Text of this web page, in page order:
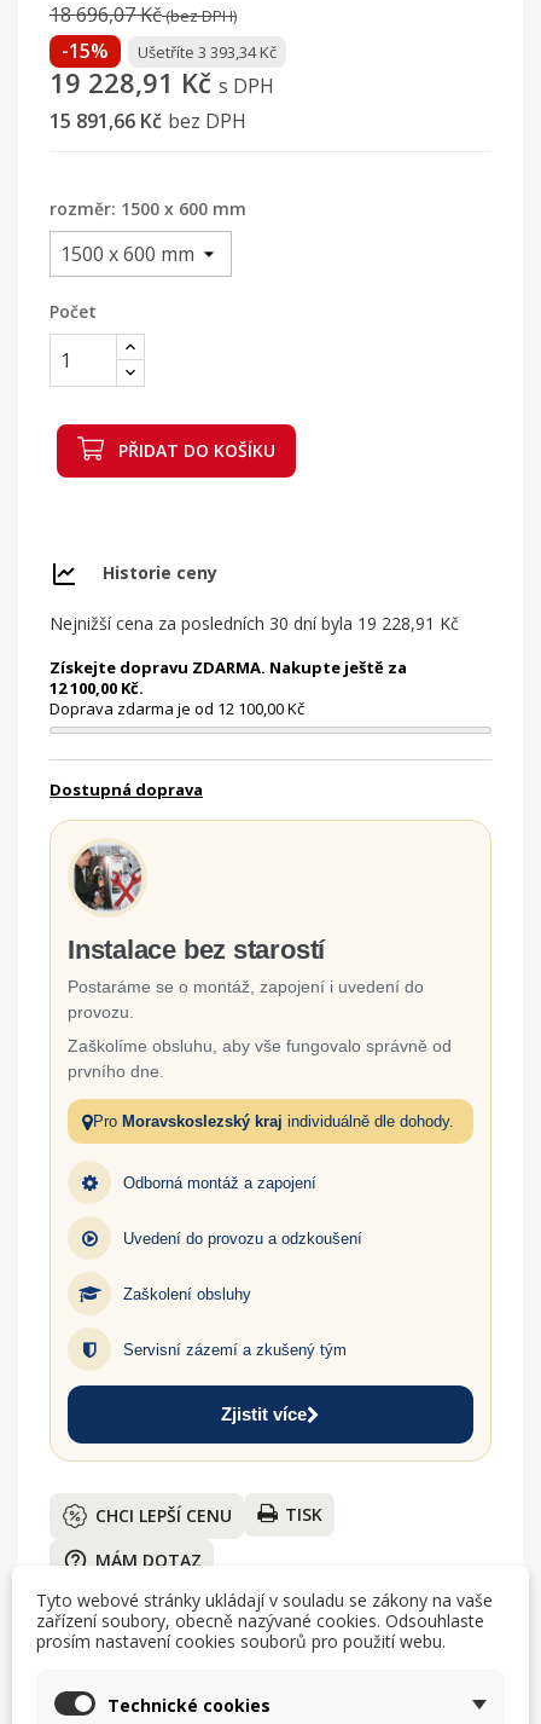
18 696,07 Kč(bez DPH)
-15% Ušetříte 3 393,34 Kč
19 228,91 Kč s DPH
15 891,66 Kč bez DPH
rozměr: 1500 x 600 mm
Počet
PŘIDAT DO KOŠÍKU
Historie ceny
Nejnižší cena za posledních 30 dní byla 19 228,91 Kč
Získejte dopravu ZDARMA. Nakupte ještě za
12 100,00 Kč.
Doprava zdarma je od 12 100,00 Kč
Dostupná doprava
Instalace bez starostí
Postaráme se o montáž, zapojení i uvedení do
provozu.
Zaškolíme obsluhu, aby vše fungovalo správně od
prvního dne.
Pro Moravskoslezský kraj individuálně dle dohody.
Odborná montáž a zapojení
Uvedení do provozu a odzkoušení
Zaškolení obsluhy
Servisní zázemí a zkušený tým
Zjistit více
CHCI LEPŠÍ CENU TISK
help_outline MÁM DOTAZ
Tyto webové stránky ukládají v souladu se zákony na vaše
zařízení soubory, obecně nazývané cookies. Odsouhlaste
prosím nastavení cookies souborů pro použití webu.
Technické cookies